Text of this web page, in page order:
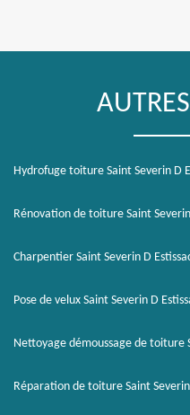
Hydrofuge toiture Saint Severin D
Rénovation de toiture Saint
Charpentier Saint Severin D
Pose de velux Saint Severin D
Nettoyage démoussage de toiture
Réparation de toiture Saint Severin